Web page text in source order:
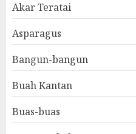
Akar Teratai
Asparagus
Bangun-bangun
Buah Kantan
Buas-buas